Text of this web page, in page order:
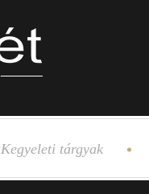
Kegyeleti tárgyak